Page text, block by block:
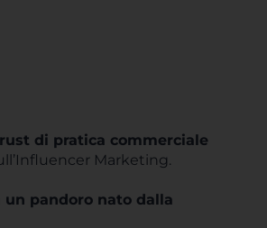
di pratica commerciale
Marketing.
pandoro nato dalla